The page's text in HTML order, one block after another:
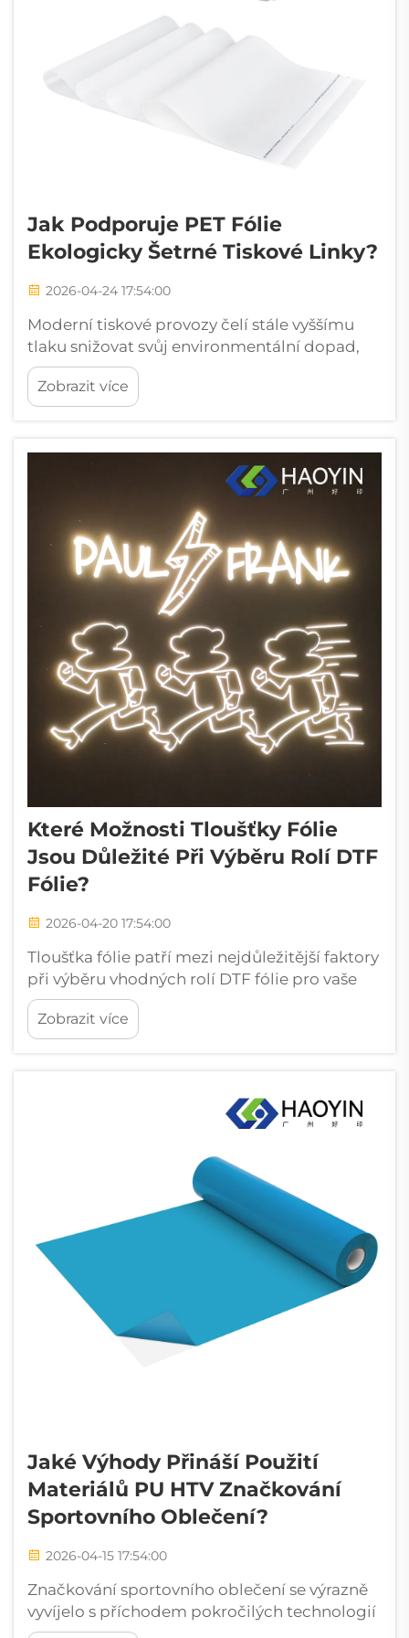
Jak Podporuje PET Fólie
Ekologicky Šetrné Tiskové Linky?
2026-04-24 17:54:00
Moderní tiskové provozy čelí stále vyššímu
tlaku snižovat svůj environmentální dopad,
aniž by ztratily na výrobní efektivitě a kvalitě
tisku. Vzhledem k tomu, že udržitelnost se
stává klíčovou obchodní prioritou, výrobci
ekologický...
Zobrazit více
Které Možnosti Tloušťky Fólie
Jsou Důležité Při Výběru Rolí DTF
Fólie?
2026-04-20 17:54:00
Tloušťka fólie patří mezi nejdůležitější faktory
při výběru vhodných rolí DTF fólie pro vaše
tiskové aplikace. Měření tloušťky přímo
ovlivňuje kvalitu tisku, odolnost, manipulační
vlastnosti a celkovou výrobní...
Zobrazit více
Jaké Výhody Přináší Použití
Materiálů PU HTV Značkování
Sportovního Oblečení?
2026-04-15 17:54:00
Značkování sportovního oblečení se výrazně
vyvíjelo s příchodem pokročilých technologií
tepelného přenosu, zejména materiálů